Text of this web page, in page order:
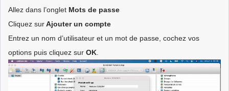
Allez dans l’onglet Mots de passe
Cliquez surAjouter un compte
Entrez un nom d’utilisateur et un mot de passe, cochez vos
options puis cliquez sur OK